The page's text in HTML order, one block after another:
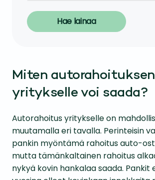
Hae lainaa
Miten autorahoituksen
yritykselle voi saada?
Autorahoitus yritykselle on
muutamalla eri tavalla. Perinteisin
pankin myöntämä rahoitus auto-
mutta tämänkaltainen rahoitus
nykyä kovin hankalaa saada. Pankit